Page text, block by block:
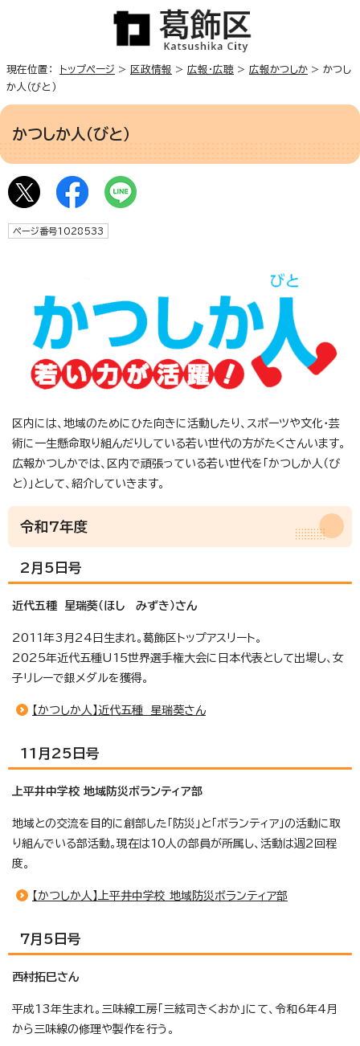
現在位置： トップページ > 区政情報 > 広報・広聴 > 広報かつしか > かつし
か人（びと）
かつしか人（びと）
ページ番号1028533
区内には、地域のためにひた向きに活動したり、スポーツや文化・芸
術に一生懸命取り組んだりしている若い世代の方がたくさんいます。
広報かつしかでは、区内で頑張っている若い世代を「かつしか人（び
と）」として、紹介していきます。
令和7年度
2月5日号
近代五種 星瑞葵（ほし みずき）さん
2011年3月24日生まれ。葛飾区トップアスリート。
2025年近代五種U15世界選手権大会に日本代表として出場し、女
子リレーで銀メダルを獲得。
【かつしか人】近代五種 星瑞葵さん
11月25日号
上平井中学校 地域防災ボランティア部
地域との交流を目的に創部した「防災」と「ボランティア」の活動に取
り組んでいる部活動。現在は10人の部員が所属し、活動は週2回程
度。
【かつしか人】上平井中学校 地域防災ボランティア部
7月5日号
西村拓巳さん
平成13年生まれ。三味線工房「三絃司きくおか」にて、令和6年4月
から三味線の修理や製作を行う。